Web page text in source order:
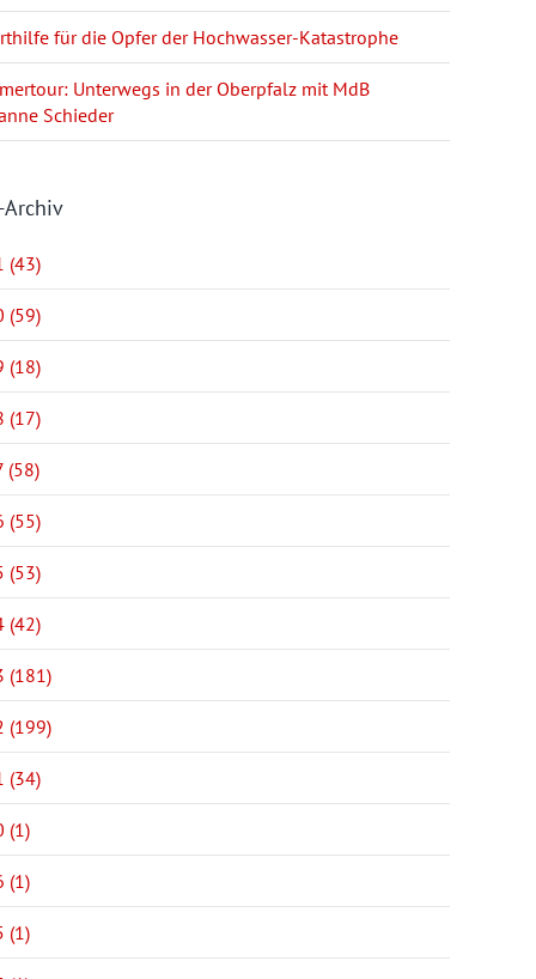
für die Opfer der Hochwasser-Katastrophe
Unterwegs in der Oberpfalz mit MdB
Schieder
Archiv
(43)
(59)
(18)
(17)
(58)
(55)
(53)
(42)
(181)
(199)
(34)
(1)
(1)
(1)